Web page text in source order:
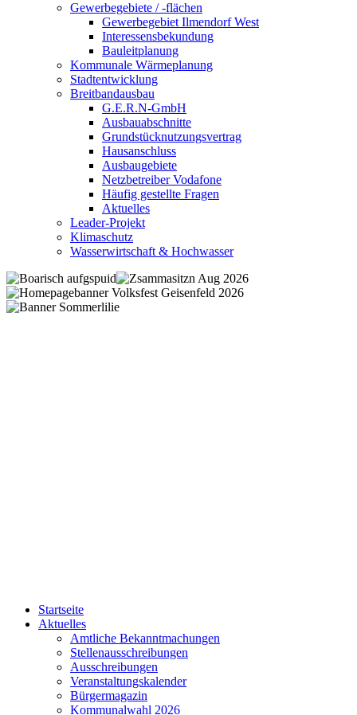
Gewerbegebiete / -flächen
Gewerbegebiet Ilmendorf West
Interessensbekundung
Bauleitplanung
Kommunale Wärmeplanung
Stadtentwicklung
Breitbandausbau
G.E.R.N-GmbH
Ausbauabschnitte
Grundstücknutzungsvertrag
Hausanschluss
Ausbaugebiete
Netzbetreiber Vodafone
Häufig gestellte Fragen
Aktuelles
Leader-Projekt
Klimaschutz
Wasserwirtschaft & Hochwasser
Startseite
Aktuelles
Amtliche Bekanntmachungen
Stellenausschreibungen
Ausschreibungen
Veranstaltungskalender
Bürgermagazin
Kommunalwahl 2026